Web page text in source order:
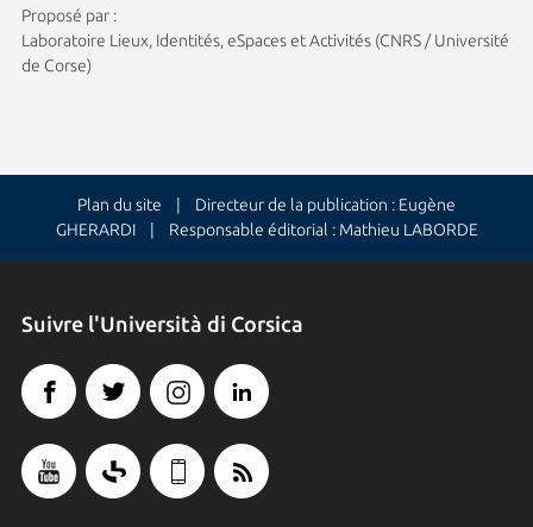
Proposé par :
Laboratoire Lieux, Identités, eSpaces et Activités (CNRS / Université
de Corse)
Plan du site | Directeur de la publication : Eugène
GHERARDI | Responsable éditorial : Mathieu LABORDE
Suivre l'Università di Corsica